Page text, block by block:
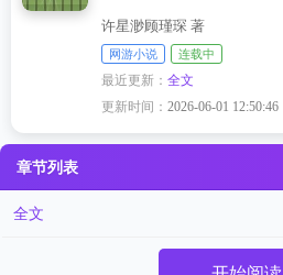
许星渺顾瑾琛 著
网游小说 连载中
最近更新：全文
更新时间：2026-06-01 12:50:46
章节列表
全文